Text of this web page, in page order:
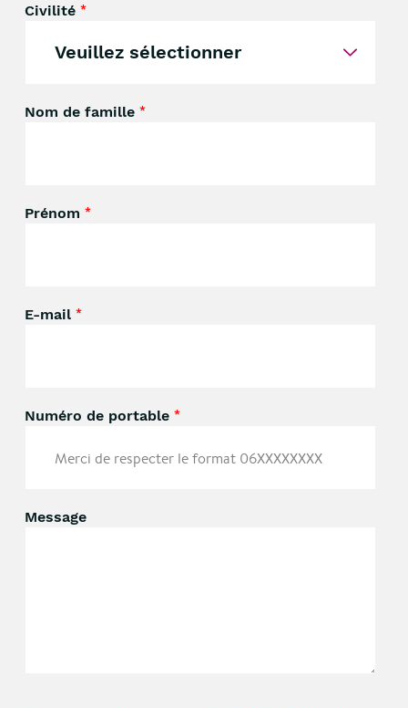
Civilité *
Nom de famille *
Prénom *
E-mail *
Numéro de portable *
Message